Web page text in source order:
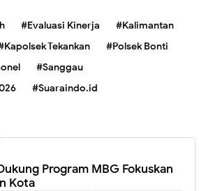
#Evaluasi Kinerja
#Kalimantan
Tekankan
#Polsek Bonti
#Sanggau
#Suaraindo.id
Program MBG Fokuskan
Kota